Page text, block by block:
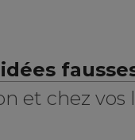
et chez vos